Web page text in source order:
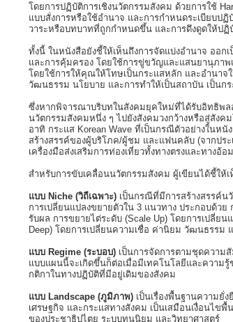
โดยการปฏิบัติการเชิงนวัตกรรมสังคม ด้วยการใช้
แบบสั่งการหรือใช้อำนาจ และการกำหนดระเบียบป
วาระหรือบทบาทที่ถูกกำหนดขึ้น และการดึงดูดให้ป
ทั้งนี้ ในหนังสือยังชี้ให้เห็นถึงการจัดแบ่งอำนาจ ออก
และการคุ้มครอง โดยใช้การขู่ขวัญและแสนยานุภาพ
โดยใช้การให้คุณให้โทษเป็นกระแสหลัก และอำนาจ
วัฒนธรรม นโยบาย และการทำให้เป็นสถาบัน เป็นก
ซึ่งหากพิจารณาบริบทในสังคมยุคใหม่ที่ได้รับอิทธิพล
นวัตกรรมสังคมหนึ่ง ๆ ไปยังสังคมวงกว้างหรือสู่สังค
อาทิ กระแส Korean Wave ที่เป็นกรณีตัวอย่างในห
สร้างสรรค์ของผู้บริโภค/ผู้ชม และแฟนคลับ (จากประ
เครื่องมือส่งเสริมการท่องเที่ยวทั้งทางตรงและทางอ้อม
สำหรับการขับเคลื่อนนวัตกรรมสังคม ผู้เขียนได้ชี้ให้
แบบ Niche (วิถีเฉพาะ)เป็นกรณีที่มีการสร้างสรรค์นวั
การเปลี่ยนแปลงขยายตัวใน 3 แนวทาง ประกอบด้ว
รับผล การขยายไต่ระดับ (Scale Up) โดยการเปลี่ย
Deep) โดยการเปลี่ยนความเชื่อ ค่านิยม วัฒนธรรม
แบบ Regime (ระบอบ)เป็นการจัดการตามชุดความ
แบบแผนนี้จะเกิดขึ้นก็ต่อเมื่อมีเทคโนโลยีและความ
กติกาในทางปฏิบัติที่มีอยู่เดิมของสังคม
แบบ Landscape (ภูมิภาพ)เป็นเรื่องพื้นฐานความยั่ง
เศรษฐกิจ และกระแสทางสังคม เป็นเสมือนเงื่อนไ
ของประชาธิปไตย ระบบทุนนิยม และวิทยาศาสตร์